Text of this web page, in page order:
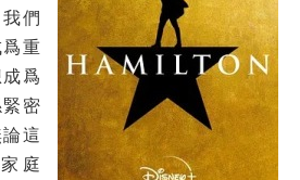
們
重
爲
密
這
庭